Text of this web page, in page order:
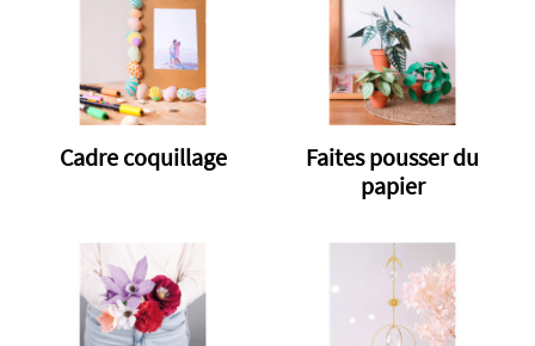
Cadre coquillage
Faites pousser du
papier